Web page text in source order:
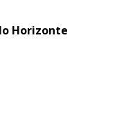
Horizonte